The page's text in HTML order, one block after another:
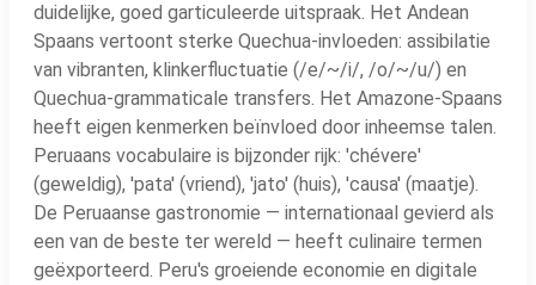
duidelijke, goed garticuleerde uitspraak. Het Andean
Spaans vertoont sterke Quechua-invloeden: assibilatie
van vibranten, klinkerfluctuatie (/e/~/i/, /o/~/u/) en
Quechua-grammaticale transfers. Het Amazone-Spaans
heeft eigen kenmerken beïnvloed door inheemse talen.
Peruaans vocabulaire is bijzonder rijk: 'chévere'
(geweldig), 'pata' (vriend), 'jato' (huis), 'causa' (maatje).
De Peruaanse gastronomie — internationaal gevierd als
een van de beste ter wereld — heeft culinaire termen
geëxporteerd. Peru's groeiende economie en digitale